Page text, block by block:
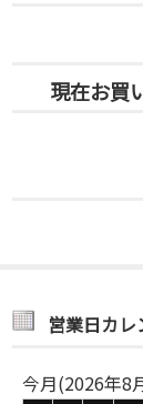
現在お買
営業日カレ
今月(2026年8